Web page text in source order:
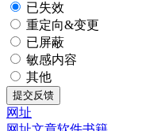
已失效
重定向&变更
已屏蔽
敏感内容
其他
提交反馈
网址